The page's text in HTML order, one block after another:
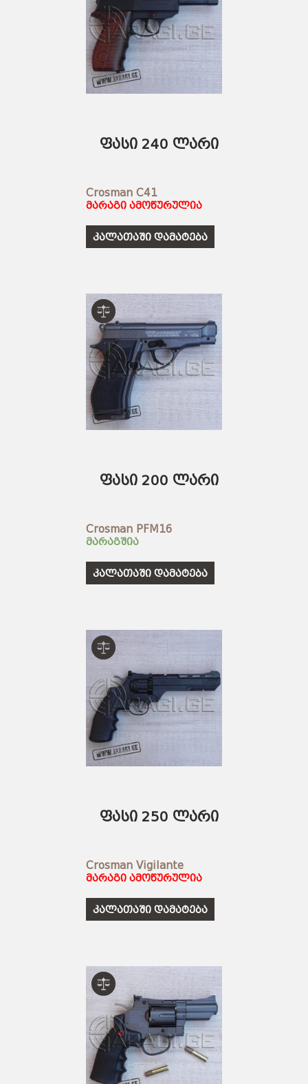
ფასი 240 ლარი
Crosman C41
მარაგი ამოწურულია
კალათაში დამატება
ფასი 200 ლარი
Crosman PFM16
მარაგშია
კალათაში დამატება
ფასი 250 ლარი
Crosman Vigilante
მარაგი ამოწურულია
კალათაში დამატება